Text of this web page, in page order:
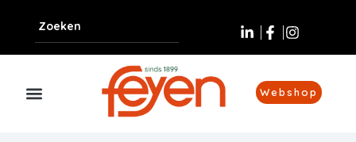
Webshop